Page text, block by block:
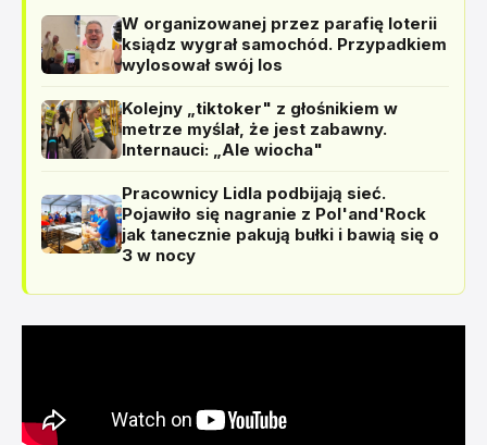
W organizowanej przez parafię loterii
ksiądz wygrał samochód. Przypadkiem
wylosował swój los
Kolejny „tiktoker" z głośnikiem w
metrze myślał, że jest zabawny.
Internauci: „Ale wiocha"
Pracownicy Lidla podbijają sieć.
Pojawiło się nagranie z Pol'and'Rock
jak tanecznie pakują bułki i bawią się o
3 w nocy